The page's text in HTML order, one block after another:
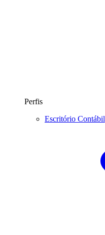
Perfis
Escritório Contábil